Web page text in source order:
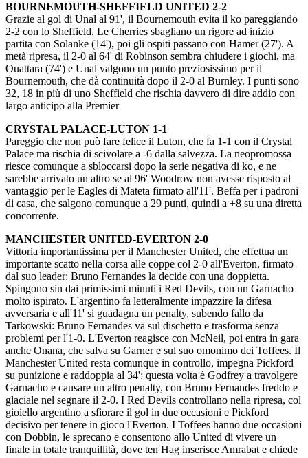
BOURNEMOUTH-SHEFFIELD UNITED 2-2
Grazie al gol di Unal al 91', il Bournemouth evita il ko pareggiando
2-2 con lo Sheffield. Le Cherries sbagliano un rigore ad inizio
partita con Solanke (14'), poi gli ospiti passano con Hamer (27'). A
metà ripresa, il 2-0 al 64' di Robinson sembra chiudere i giochi, ma
Ouattara (74') e Unal valgono un punto preziosissimo per il
Bournemouth, che dà continuità dopo il 2-0 al Burnley. I punti sono
32, 18 in più di uno Sheffield che rischia davvero di dire addio con
largo anticipo alla Premier
CRYSTAL PALACE-LUTON 1-1
Pareggio che non può fare felice il Luton, che fa 1-1 con il Crystal
Palace ma rischia di scivolare a -6 dalla salvezza. La neopromossa
riesce comunque a sbloccarsi dopo la serie negativa di ko, e ne
sarebbe arrivato un altro se al 96' Woodrow non avesse risposto al
vantaggio per le Eagles di Mateta firmato all'11'. Beffa per i padroni
di casa, che salgono comunque a 29 punti, quindi a +8 su una diretta
concorrente.
MANCHESTER UNITED-EVERTON 2-0
Vittoria importantissima per il Manchester United, che effettua un
importante scatto nella corsa alle coppe col 2-0 all'Everton, firmato
dal suo leader: Bruno Fernandes la decide con una doppietta.
Spingono sin dai primissimi minuti i Red Devils, con un Garnacho
molto ispirato. L'argentino fa letteralmente impazzire la difesa
avversaria e all'11' si guadagna un penalty, subendo fallo da
Tarkowski: Bruno Fernandes va sul dischetto e trasforma senza
problemi per l'1-0. L'Everton reagisce con McNeil, poi entra in gara
anche Onana, che salva su Garner e sul suo omonimo dei Toffees. Il
Manchester United resta comunque in controllo, impegna Pickford
su punizione e raddoppia al 34': questa volta è Godfrey a travolgere
Garnacho e causare un altro penalty, con Bruno Fernandes freddo e
glaciale nel segnare il 2-0. I Red Devils controllano nella ripresa, col
gioiello argentino a sfiorare il gol in due occasioni e Pickford
decisivo per tenere in gioco l'Everton. I Toffees hanno due occasioni
con Dobbin, le sprecano e consentono allo United di vivere un
finale in totale tranquillità, dove ten Hag inserisce Amrabat e chiede